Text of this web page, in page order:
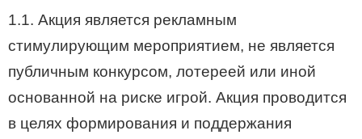
1.1. Акция является рекламным
стимулирующим мероприятием, не является
публичным конкурсом, лотереей или иной
основанной на риске игрой. Акция проводится
в целях формирования и поддержания